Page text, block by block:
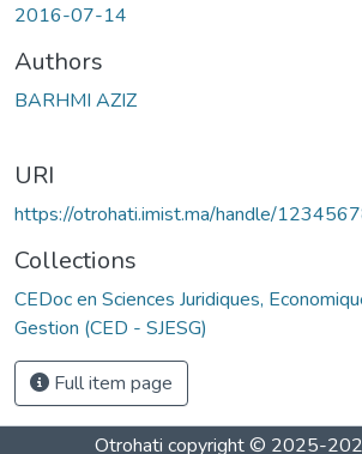
2016-07-14
Authors
BARHMI AZIZ
URI
https://otrohati.imist.ma/handle/
Collections
CEDoc en Sciences Juridiques,
Gestion (CED - SJESG)
Full item page
Otrohati copyright © 2025-